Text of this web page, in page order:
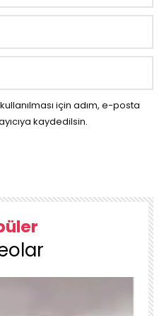
için adım, e-posta
kaydedilsin.